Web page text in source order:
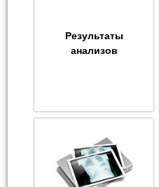
Результаты
анализов